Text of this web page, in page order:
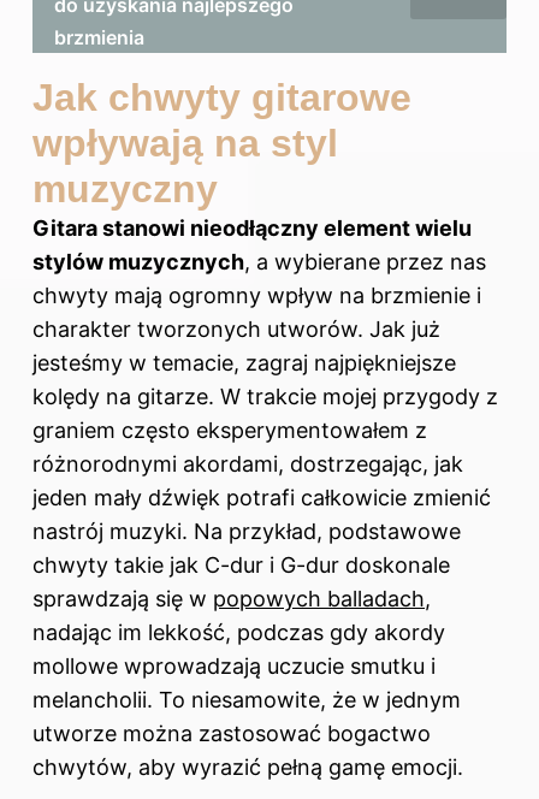
do uzyskania najlepszego
brzmienia
Jak chwyty gitarowe
wpływają na styl
muzyczny
Gitara stanowi nieodłączny element wielu
stylów muzycznych, a wybierane przez nas
chwyty mają ogromny wpływ na brzmienie i
charakter tworzonych utworów. Jak już
jesteśmy w temacie, zagraj najpiękniejsze
kolędy na gitarze. W trakcie mojej przygody z
graniem często eksperymentowałem z
różnorodnymi akordami, dostrzegając, jak
jeden mały dźwięk potrafi całkowicie zmienić
nastrój muzyki. Na przykład, podstawowe
chwyty takie jak C-dur i G-dur doskonale
sprawdzają się w popowych balladach,
nadając im lekkość, podczas gdy akordy
mollowe wprowadzają uczucie smutku i
melancholii. To niesamowite, że w jednym
utworze można zastosować bogactwo
chwytów, aby wyrazić pełną gamę emocji.